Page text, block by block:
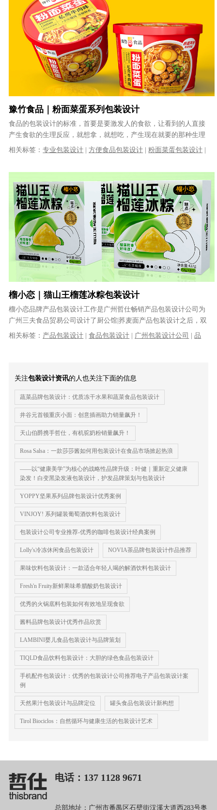
豫竹食品｜粉面菜蛋系列包装设计
食品的包装设计的标准，首要是要激发人的食欲，让看到的人直接
产生食欲的生理反应，就想拿，就想吃，产生现在就要的那种生理
冲动。绝对不能像某些设计师追求的去......
相关标签：专业包装设计 |方便食品包装设计 |粉面菜蛋包装设计 |
榴小恋｜猫山王榴莲冰粽包装设计
榴小恋品牌产品包装设计工作是广州哲仕畅销产品包装设计公司为
广州三夫食品贸易公司设计了厨公馆|荞麦面产品包装设计之后，双
方再次合作谁家的一款产品。产品上......
相关标签： 产品包装设计 |食品包装设计 广州包装设计公司 |品
关注包装设计资讯的人也关注下面的信息
蔬菜品牌包装设计：优质冻干水果和蔬菜食品包装设计
井谷元首顿重庆小面：创意插画助力销量飙升！
天山伯爵携手哲仕，有机驼奶粉销量飙升！
Rosa Salsa：一款莎莎酱如何用包装设计在食品市场掀起热浪
——以“健康美学”为核心的战略性品牌升级：叶健｜重新定义健康
染发！白变黑染发液包装设计，护发品牌策划与包装设计
YOPPY坚果系列品牌包装设计优秀案例
VINJOY! 系列罐装葡萄酒饮料包装设计
包装设计公司专业推荐-优秀的咖啡包装设计经典案例
Lolly's冷冻休闲食品包装设计 NOVIA茶品牌包装设计作品推荐
果味饮料包装设计：一款适合年轻人喝的解酒饮料包装设计
Fresh'n Fruity新鲜果味希腊酸奶包装设计
优秀的火锅底料包装如何有效地呈现食欲
酱料品牌包装设计优秀作品欣赏
LAMBINI婴儿食品包装设计与品牌策划
TIQLD食品饮料包装设计：大胆的绿色食品包装设计
手机配件包装设计：优秀的包装设计公司推荐电子产品包装设计案
例
天然果汁包装设计与品牌定位 罐头食品包装设计新构想
Tirol Biociclos：自然循环与健康生活的包装设计艺术
电话：137 1128 9671
总部地址：广州市番禺区石壁街汉溪大道西283号奥